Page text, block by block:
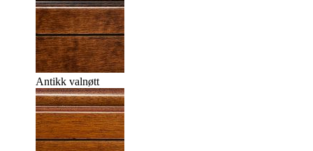
Antikk valnøtt